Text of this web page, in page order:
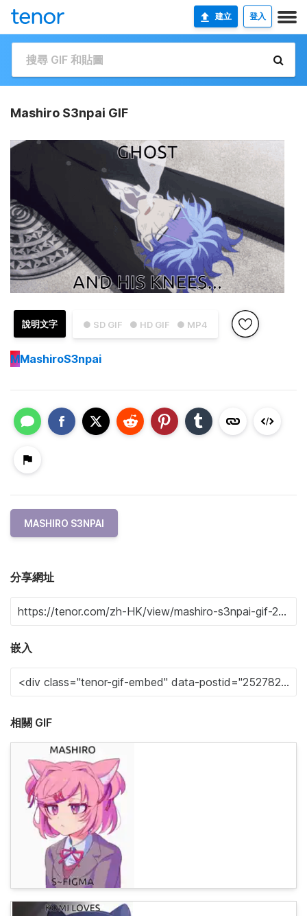
建立 登入
Mashiro S3npai GIF
● SD GIF ● HD GIF ● MP4
說明文字
MMashiroS3npai
MASHIRO S3NPAI
分享網址
嵌入
相關 GIF